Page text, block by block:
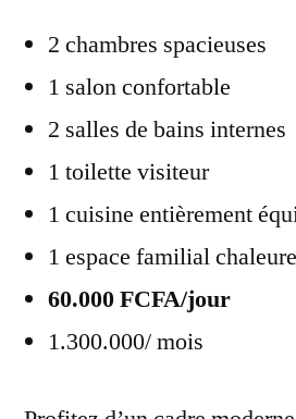
2 chambres spacieuses
1 salon confortable
2 salles de bains internes
1 toilette visiteur
1 cuisine entièrement
1 espace familial
60.000 FCFA/jour
1.300.000/ mois